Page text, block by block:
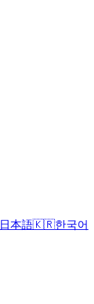
日本語🇰🇷한국어